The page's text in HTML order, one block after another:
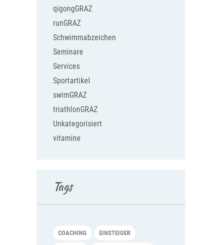
qigongGRAZ
runGRAZ
Schwimmabzeichen
Seminare
Services
Sportartikel
swimGRAZ
triathlonGRAZ
Unkategorisiert
vitamine
Tags
COACHING EINSTEIGER